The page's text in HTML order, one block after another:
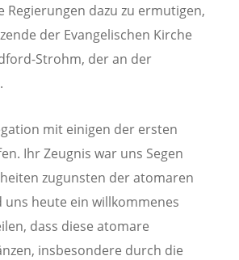
dazu zu ermutigen,
der Evangelischen Kirche
Strohm, der an der
mit einigen der ersten
Ihr Zeugnis war uns Segen
zugunsten der atomaren
heute ein willkommenes
dass diese atomare
insbesondere durch die